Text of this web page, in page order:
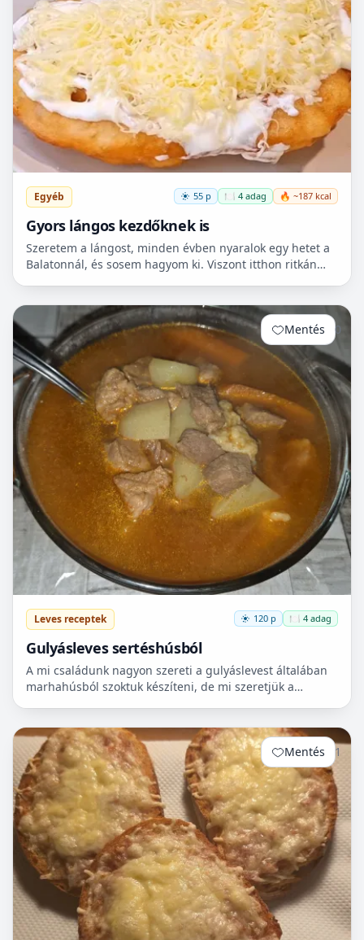
Egyéb 55 p 🍽️ 4 adag 🔥 ~187 kcal
Gyors lángos kezdőknek is
Szeretem a lángost, minden évben nyaralok egy hetet a
Balatonnál, és sosem hagyom ki. Viszont itthon ritkán
Mentés 0
Leves receptek 120 p 🍽️ 4 adag
Gulyásleves sertéshúsból
A mi családunk nagyon szereti a gulyáslevest általában
marhahúsból szoktuk készíteni, de mi szeretjük a
Mentés 1